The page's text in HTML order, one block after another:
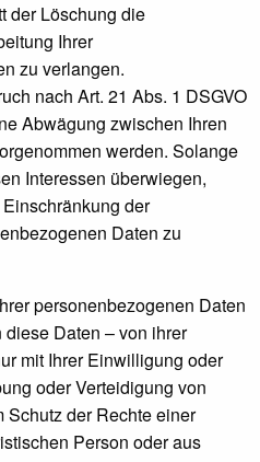
der Löschung die
Ihrer
zu verlangen.
nach Art. 21 Abs. 1 DSGVO
Abwägung zwischen Ihren
werden. Solange
Interessen überwiegen,
der
Daten zu
personenbezogenen Daten
Daten – von ihrer
mit Ihrer Einwilligung oder
oder Verteidigung von
Schutz der Rechte einer
Person oder aus